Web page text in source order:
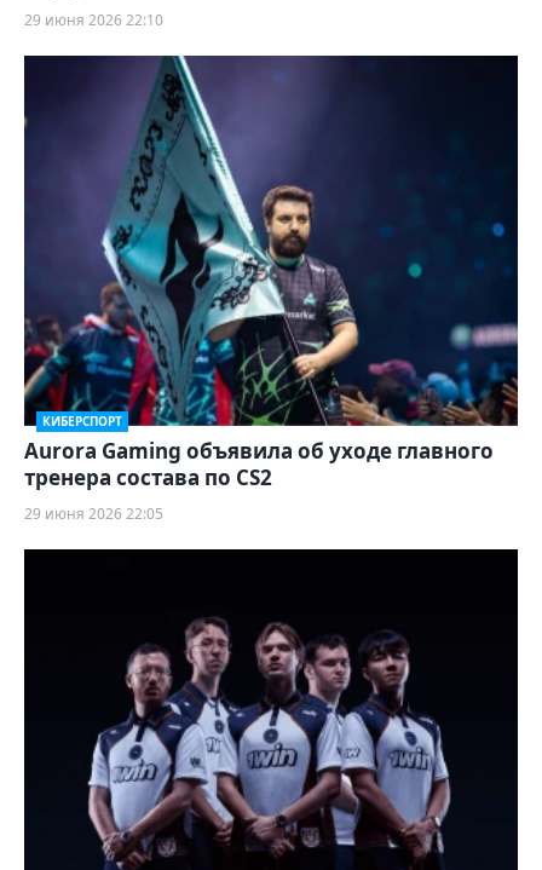
29 июня 2026 22:10
КИБЕРСПОРТ
Aurora Gaming объявила об уходе главного
тренера состава по CS2
29 июня 2026 22:05